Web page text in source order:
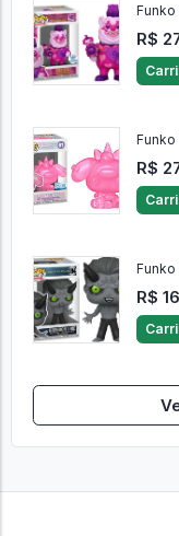
Funko
R$
R$
Funko
R$